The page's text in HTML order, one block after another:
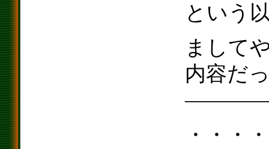
という
まして
内容だ
・・・